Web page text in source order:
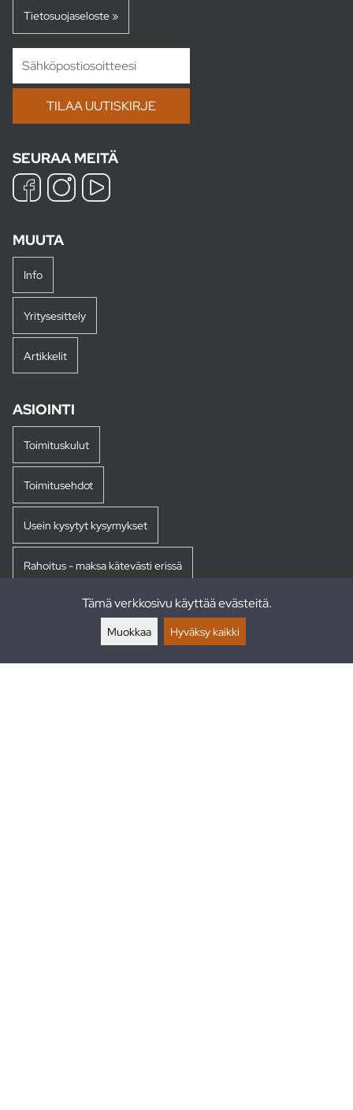
Tietosuojaseloste »
SEURAA MEITÄ
MUUTA
Info
Yritysesittely
Artikkelit
ASIOINTI
Toimituskulut
Toimitusehdot
Usein kysytyt kysymykset
Rahoitus - maksa kätevästi erissä
Tämä verkkosivu käyttää evästeitä.
Muokkaa Hyväksy kaikki